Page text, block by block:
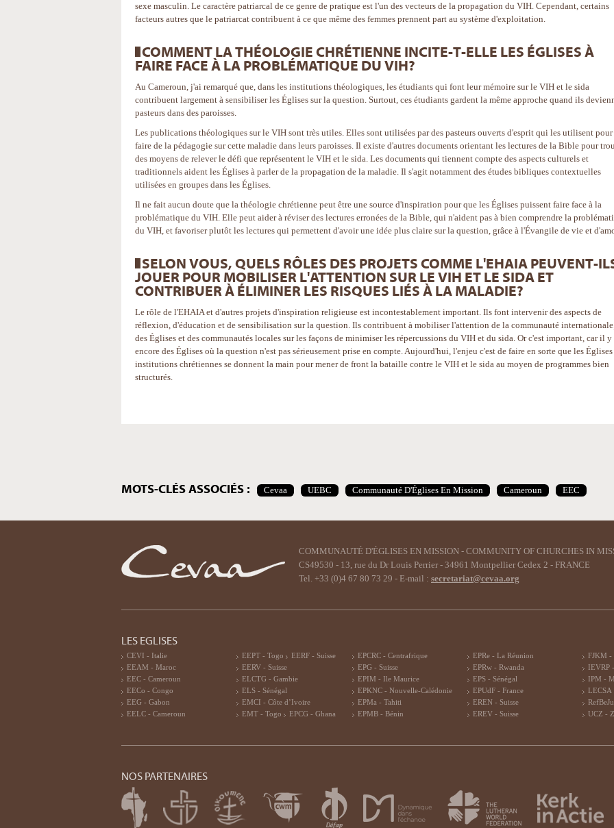
sexe masculin. Le caractère patriarcal de ce genre de pratique est l'un des vecteurs de la propagation du VIH. Cependant, certains
facteurs autres que le patriarcat contribuent à ce que même des femmes prennent part au système d'exploitation.
COMMENT LA THÉOLOGIE CHRÉTIENNE INCITE-T-ELLE LES ÉGLISES À
FAIRE FACE À LA PROBLÉMATIQUE DU VIH?
Au Cameroun, j'ai remarqué que, dans les institutions théologiques, les étudiants qui font leur mémoire sur le VIH et le sida
contribuent largement à sensibiliser les Églises sur la question. Surtout, ces étudiants gardent la même approche quand ils
pasteurs dans des paroisses.
Les publications théologiques sur le VIH sont très utiles. Elles sont utilisées par des pasteurs ouverts d'esprit qui les utilisent pour
faire de la pédagogie sur cette maladie dans leurs paroisses. Il existe d'autres documents orientant les lectures de la Bible pour
des moyens de relever le défi que représentent le VIH et le sida. Les documents qui tiennent compte des aspects culturels et
traditionnels aident les Églises à parler de la propagation de la maladie. Il s'agit notamment des études bibliques contextuelles
utilisées en groupes dans les Églises.
Il ne fait aucun doute que la théologie chrétienne peut être une source d'inspiration pour que les Églises puissent faire face à la
problématique du VIH. Elle peut aider à réviser des lectures erronées de la Bible, qui n'aident pas à bien comprendre la
du VIH, et favoriser plutôt les lectures qui permettent d'avoir une idée plus claire sur la question, grâce à l'Évangile de vie et
SELON VOUS, QUELS RÔLES DES PROJETS COMME L'EHAIA PEUVENT-
JOUER POUR MOBILISER L'ATTENTION SUR LE VIH ET LE SIDA ET
CONTRIBUER À ÉLIMINER LES RISQUES LIÉS À LA MALADIE?
Le rôle de l'EHAIA et d'autres projets d'inspiration religieuse est incontestablement important. Ils font intervenir des aspects de
réflexion, d'éducation et de sensibilisation sur la question. Ils contribuent à mobiliser l'attention de la communauté
des Églises et des communautés locales sur les façons de minimiser les répercussions du VIH et du sida. Or c'est important, car il y
encore des Églises où la question n'est pas sérieusement prise en compte. Aujourd'hui, l'enjeu c'est de faire en sorte que les
institutions chrétiennes se donnent la main pour mener de front la bataille contre le VIH et le sida au moyen de programmes bien
structurés.
MOTS-CLÉS ASSOCIÉS : Cevaa UEBC Communauté D'Églises En Mission Cameroun EEC
COMMUNAUTÉ D'ÉGLISES EN MISSION - COMMUNITY OF CHURCHES IN
CS49530 - 13, rue du Dr Louis Perrier - 34961 Montpellier Cedex 2 - FRANCE
Tel. +33 (0)4 67 80 73 29 - E-mail : secretariat@cevaa.org
LES EGLISES
CEVI - Italie
EEAM - Maroc
EEC - Cameroun
EECo - Congo
EEG - Gabon
EELC - Cameroun
EEPT - Togo
EERF - Suisse
EERV - Suisse
ELCTG - Gambie
ELS - Sénégal
EMCI - Côte d’Ivoire
EMT - Togo
EPCG - Ghana
EPCRC - Centrafrique
EPG - Suisse
EPIM - Ile Maurice
EPKNC - Nouvelle-Calédonie
EPMa - Tahiti
EPMB - Bénin
EPRe - La Réunion
EPRw - Rwanda
EPS - Sénégal
EPUdF - France
EREN - Suisse
EREV - Suisse
FJKM -
IEVRP
IPM -
LECSA
UCZ -
NOS PARTENAIRES